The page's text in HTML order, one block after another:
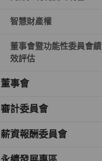
智慧財產權
董事會暨功能性委員會績
效評估
董事會
審計委員會
薪資報酬委員會